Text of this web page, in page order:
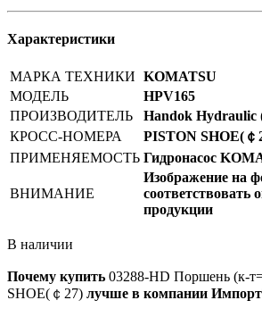
Характеристики
МАРКА ТЕХНИКИ KOMATSU
МОДЕЛЬ
HPV165
ПРОИЗВОДИТЕЛЬ
Handok
КРОСС-НОМЕРА
PISTON SHOE(￠
ПРИМЕНЯЕМОСТЬ Гидронасос
ВНИМАНИЕ
Изображение на
соответствовать
продукции
В наличии
Почему купить 03288-HD Поршень (к-
SHOE(￠27) лучше в компании